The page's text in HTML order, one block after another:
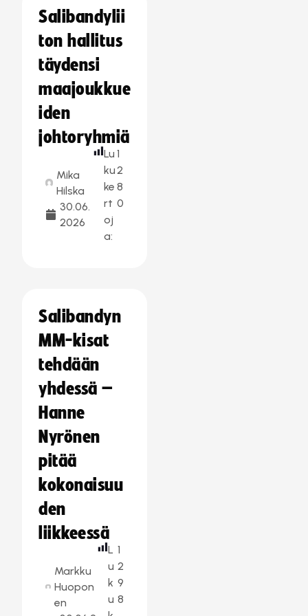
Salibandylii
ton hallitus
täydensi
maajoukkue
iden
johtoryhmiä
Mika
Hilska
30.06.
2026
Lu
ku
ke
rt
oj
a:
1
2
8
0
Salibandyn
MM-kisat
tehdään
yhdessä –
Hanne
Nyrönen
pitää
kokonaisuu
den
liikkeessä
Markku
Huopon
en
L
u
k
u
1
2
9
8